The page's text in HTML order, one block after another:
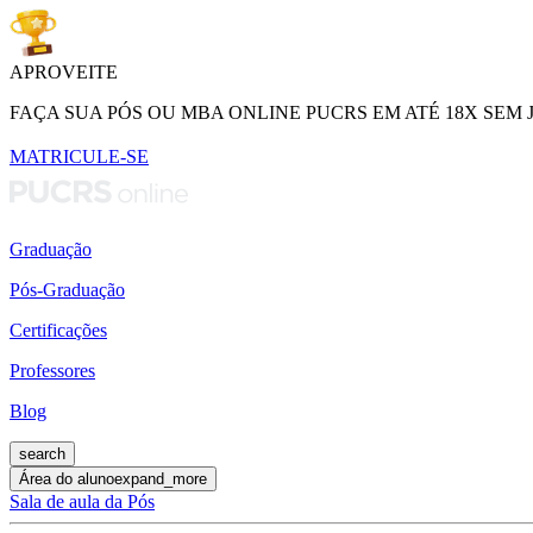
APROVEITE
FAÇA SUA PÓS OU MBA ONLINE PUCRS EM ATÉ 18X SEM
MATRICULE-SE
Graduação
Pós-Graduação
Certificações
Professores
Blog
search
Área do alunoexpand_more
Sala de aula da Pós